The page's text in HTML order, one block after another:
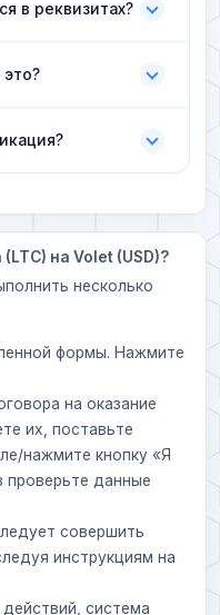
в реквизитах?
это?
на Volet (USD)?
несколько
формы. Нажмите
на оказание
их, поставьте
нажмите кнопку «Я
проверьте данные
совершить
инструкциям на
система